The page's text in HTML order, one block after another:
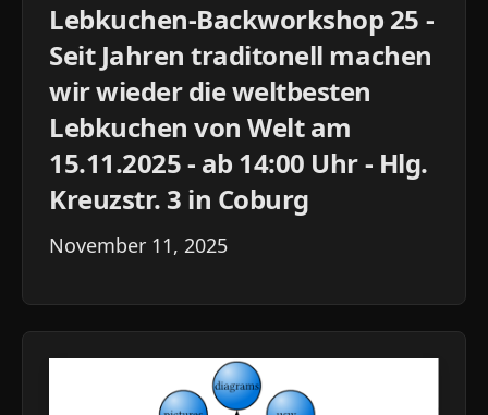
Lebkuchen-Backworkshop 25 -
Seit Jahren traditonell machen
wir wieder die weltbesten
Lebkuchen von Welt am
15.11.2025 - ab 14:00 Uhr - Hlg.
Kreuzstr. 3 in Coburg
November 11, 2025